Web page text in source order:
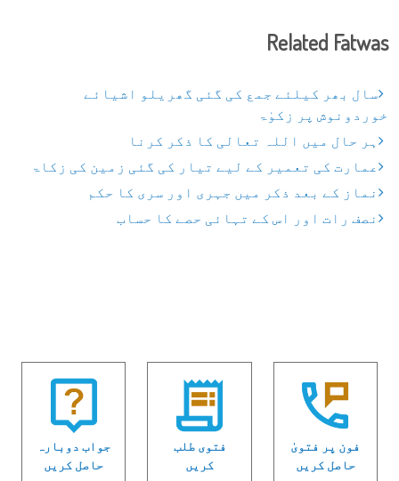
Related Fatwas
سال بھر کیلئے جمع کی گئی گھریلو اشیائے
خوردونوش پر زکوٰۃ
ہر حال میں اللہ تعالی کا ذکر کرنا
عمارت کی تعمیر کے لیے تیار کی گئی زمین کی زکاۃ
نماز کے بعد ذکر میں جہری اور سری کا حکم
نصف رات اور اس کے تہائی حصے کا حساب
فون پر فتویٰ
حاصل کریں
فتوی طلب
کریں
جواب دوبارہ
حاصل کریں